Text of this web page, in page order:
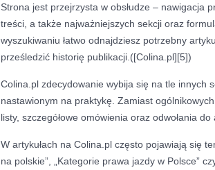
Strona jest przejrzysta w obsłudze – nawigacja
treści, a także najważniejszych sekcji oraz
wyszukiwaniu łatwo odnajdziesz potrzebny
prześledzić historię publikacji.([Colina.pl][5])
Colina.pl zdecydowanie wybija się na tle innych
nastawionym na praktykę. Zamiast
listy, szczegółowe omówienia oraz odwołania
W artykułach na Colina.pl często pojawiają się
na polskie”, „Kategorie prawa jazdy w Polsce”